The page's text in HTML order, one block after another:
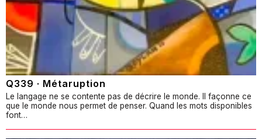
Q339 · Métaruption
Le langage ne se contente pas de décrire le monde. Il façonne ce
que le monde nous permet de penser. Quand les mots disponibles
font…